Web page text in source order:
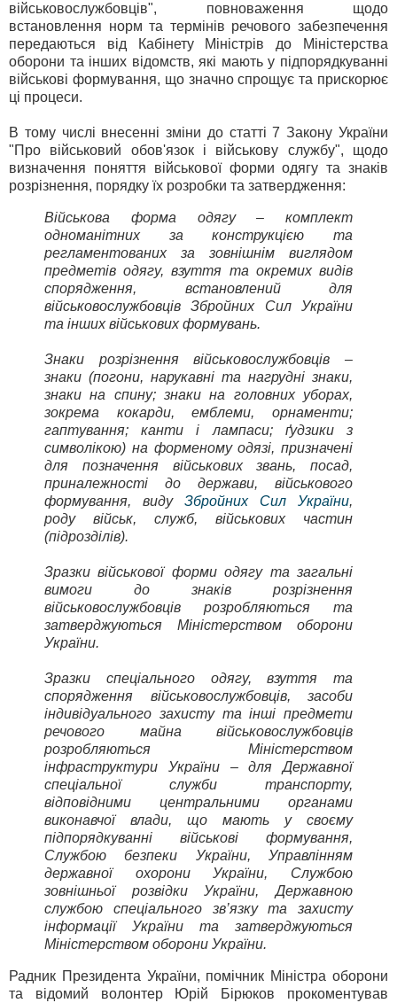
військовослужбовців", повноваження щодо
встановлення норм та термінів речового забезпечення
передаються від Кабінету Міністрів до Міністерства
оборони та інших відомств, які мають у підпорядкуванні
військові формування, що значно спрощує та прискорює
ці процеси.
В тому числі внесенні зміни до статті 7 Закону України
"Про військовий обов'язок і військову службу", щодо
визначення поняття військової форми одягу та знаків
розрізнення, порядку їх розробки та затвердження:
Військова форма одягу – комплект
одноманітних за конструкцією та
регламентованих за зовнішнім виглядом
предметів одягу, взуття та окремих видів
спорядження, встановлений для
військовослужбовців Збройних Сил України
та інших військових формувань.
Знаки розрізнення військовослужбовців –
знаки (погони, нарукавні та нагрудні знаки,
знаки на спину; знаки на головних уборах,
зокрема кокарди, емблеми, орнаменти;
гаптування; канти і лампаси; ґудзики з
символікою) на форменому одязі, призначені
для позначення військових звань, посад,
приналежності до держави, військового
формування, виду Збройних Сил України,
роду військ, служб, військових частин
(підрозділів).
Зразки військової форми одягу та загальні
вимоги до знаків розрізнення
військовослужбовців розробляються та
затверджуються Міністерством оборони
України.
Зразки спеціального одягу, взуття та
спорядження військовослужбовців, засоби
індивідуального захисту та інші предмети
речового майна військовослужбовців
розробляються Міністерством
інфраструктури України – для Державної
спеціальної служби транспорту,
відповідними центральними органами
виконавчої влади, що мають у своєму
підпорядкуванні військові формування,
Службою безпеки України, Управлінням
державної охорони України, Службою
зовнішньої розвідки України, Державною
службою спеціального зв’язку та захисту
інформації України та затверджуються
Міністерством оборони України.
Радник Президента України, помічник Міністра оборони
та відомий волонтер Юрій Бірюков прокоментував